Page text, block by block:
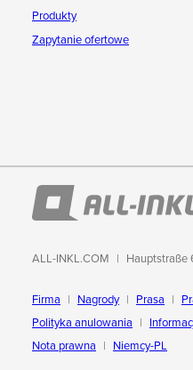
Produkty
Zapytanie ofertowe
ALL-INKL.COM Hauptstraße
Firma Nagrody Prasa
Polityka anulowania
Nota prawna
Niemcy-PL